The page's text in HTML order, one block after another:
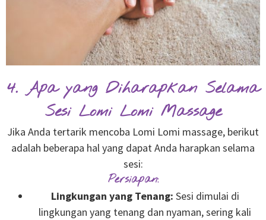
4. Apa yang Diharapkan Selama
Sesi Lomi Lomi Massage
Jika Anda tertarik mencoba Lomi Lomi massage, berikut
adalah beberapa hal yang dapat Anda harapkan selama
sesi:
Persiapan:
Lingkungan yang Tenang: Sesi dimulai di
lingkungan yang tenang dan nyaman, sering kali